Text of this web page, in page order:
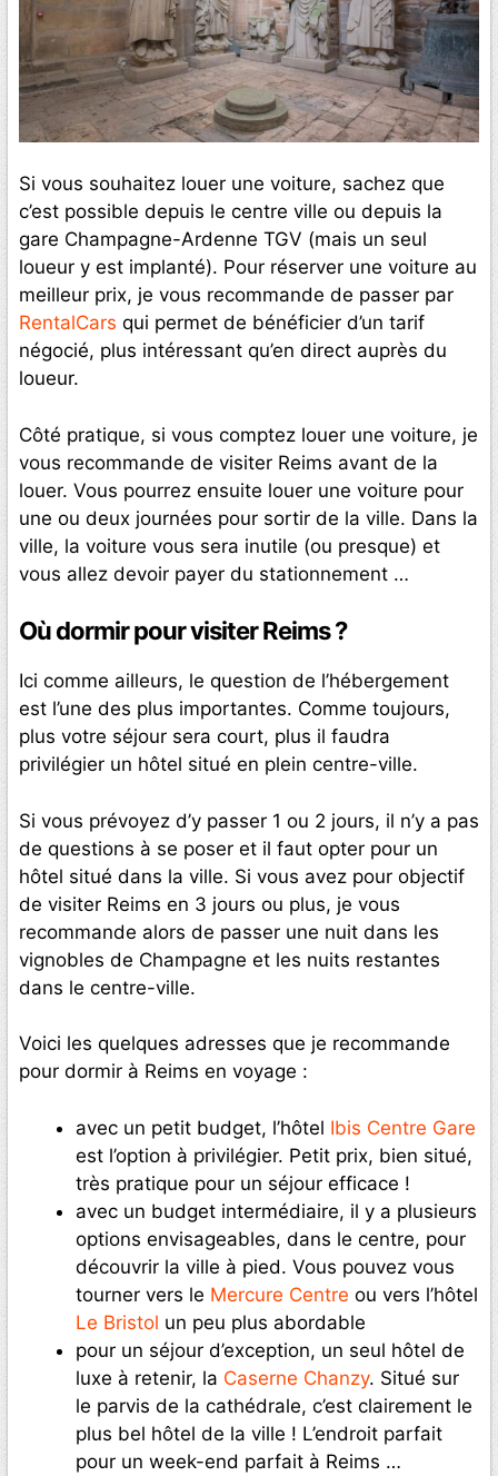
Si vous souhaitez louer une voiture, sachez que
c’est possible depuis le centre ville ou depuis la
gare Champagne-Ardenne TGV (mais un seul
loueur y est implanté). Pour réserver une voiture au
meilleur prix, je vous recommande de passer par
RentalCars qui permet de bénéficier d’un tarif
négocié, plus intéressant qu’en direct auprès du
loueur.
Côté pratique, si vous comptez louer une voiture, je
vous recommande de visiter Reims avant de la
louer. Vous pourrez ensuite louer une voiture pour
une ou deux journées pour sortir de la ville. Dans la
ville, la voiture vous sera inutile (ou presque) et
vous allez devoir payer du stationnement …
Où dormir pour visiter Reims ?
Ici comme ailleurs, le question de l’hébergement
est l’une des plus importantes. Comme toujours,
plus votre séjour sera court, plus il faudra
privilégier un hôtel situé en plein centre-ville.
Si vous prévoyez d’y passer 1 ou 2 jours, il n’y a pas
de questions à se poser et il faut opter pour un
hôtel situé dans la ville. Si vous avez pour objectif
de visiter Reims en 3 jours ou plus, je vous
recommande alors de passer une nuit dans les
vignobles de Champagne et les nuits restantes
dans le centre-ville.
Voici les quelques adresses que je recommande
pour dormir à Reims en voyage :
avec un petit budget, l’hôtel Ibis Centre Gare
est l’option à privilégier. Petit prix, bien situé,
très pratique pour un séjour efficace !
avec un budget intermédiaire, il y a plusieurs
options envisageables, dans le centre, pour
découvrir la ville à pied. Vous pouvez vous
tourner vers le Mercure Centre ou vers l’hôtel
Le Bristol un peu plus abordable
pour un séjour d’exception, un seul hôtel de
luxe à retenir, la Caserne Chanzy. Situé sur
le parvis de la cathédrale, c’est clairement le
plus bel hôtel de la ville ! L’endroit parfait
pour un week-end parfait à Reims …